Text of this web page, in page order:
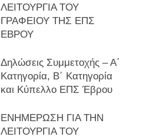
ΛΕΙΤΟΥΡΓΙΑ ΤΟΥ
ΓΡΑΦΕΙΟΥ ΤΗΣ ΕΠΣ
ΕΒΡΟΥ
Δηλώσεις Συμμετοχής – Α΄
Κατηγορία, Β΄ Κατηγορία
και Κύπελλο ΕΠΣ Έβρου
ΕΝΗΜΕΡΩΣΗ ΓΙΑ ΤΗΝ
ΛΕΙΤΟΥΡΓΙΑ ΤΟΥ